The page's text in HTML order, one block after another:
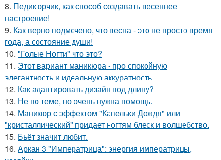
8. Педикюрчик, как способ создавать весеннее
настроение!
9. Как верно подмечено, что весна - это не просто время
года, а состояние души!
10. "Голые Ногти" что это?
11. Этот вариант маникюра - про спокойную
элегантность и идеальную аккуратность.
12. Как адаптировать дизайн под длину?
13. Не по теме, но очень нужна помощь.
14. Маникюр с эффектом "Капельки Дождя" или
"кристаллический" придает ногтям блеск и волшебство.
15. Бьёт значит любит.
16. Аркан 3 "Императрица": энергия императрицы,